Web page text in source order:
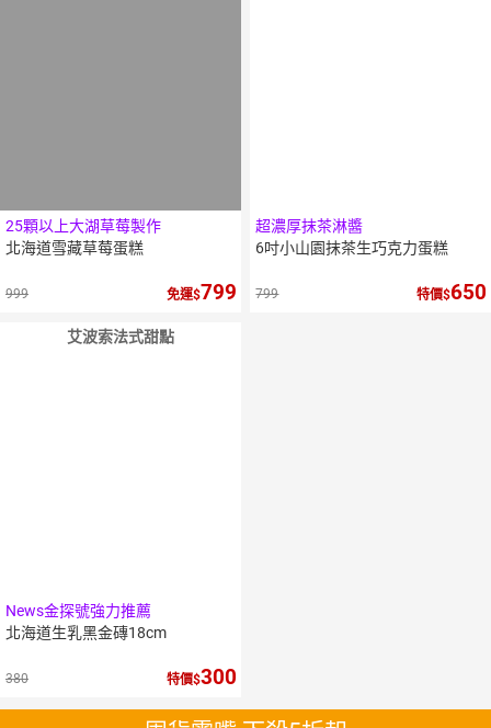
25顆以上大湖草莓製作
北海道雪藏草莓蛋糕
999 免運 799
超濃厚抹茶淋醬
6吋小山園抹茶生巧克力蛋糕
799 特價 650
艾波索法式甜點
News金探號強力推薦
北海道生乳黑金磚18cm
380 特價 300